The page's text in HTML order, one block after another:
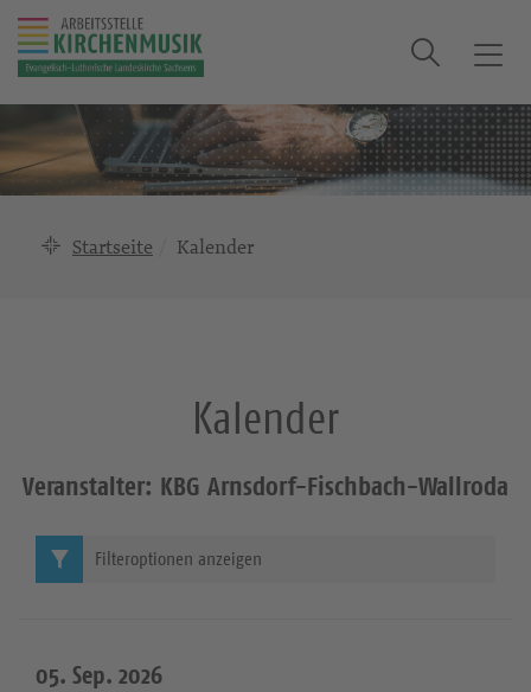
T
g
g
l
n
Suche
Startseite Kalender
Kalender
Veranstalter: KBG Arnsdorf-Fischbach-Wallroda
05. Sep. 2026
Filteroptionen anzeigen